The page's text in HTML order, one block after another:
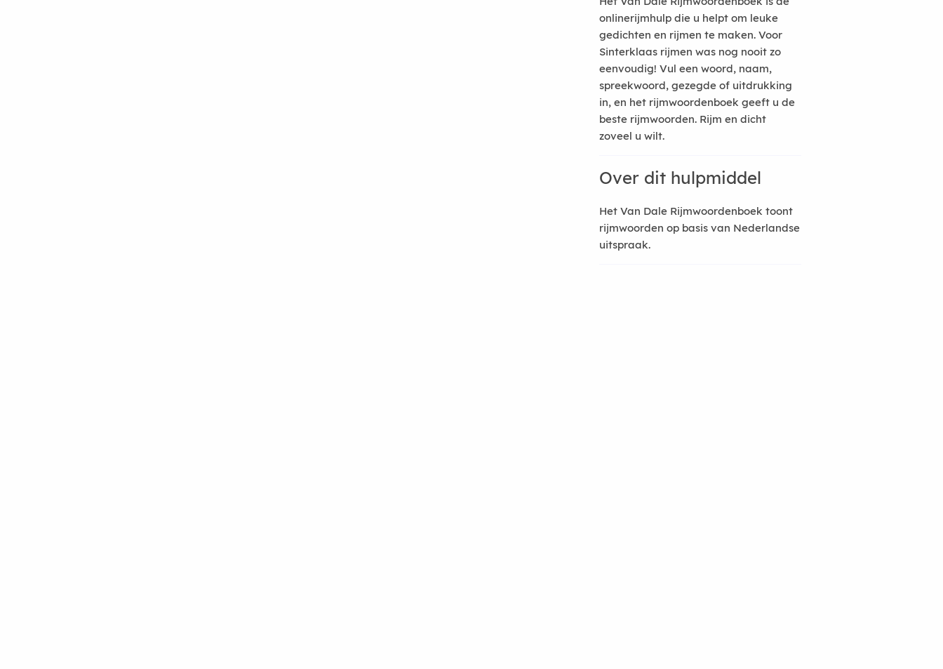
onlinerijmhulp die u helpt om leuke
gedichten en rijmen te maken. Voor
Sinterklaas rijmen was nog nooit zo
eenvoudig! Vul een woord, naam,
spreekwoord, gezegde of uitdrukking
in, en het rijmwoordenboek geeft u de
beste rijmwoorden. Rijm en dicht
zoveel u wilt.
Over dit hulpmiddel
Het Van Dale Rijmwoordenboek toont
rijmwoorden op basis van Nederlandse
uitspraak.